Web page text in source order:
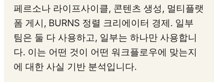
페르소나 라이프사이클, 콘텐츠 생성, 멀티플랫
폼 게시, BURNS 정렬 크리에이터 경제. 일부
팀은 둘 다 사용하고, 일부는 하나만 사용합니
다. 이는 어떤 것이 어떤 워크플로우에 맞는지
에 대한 사실 기반 분석입니다.